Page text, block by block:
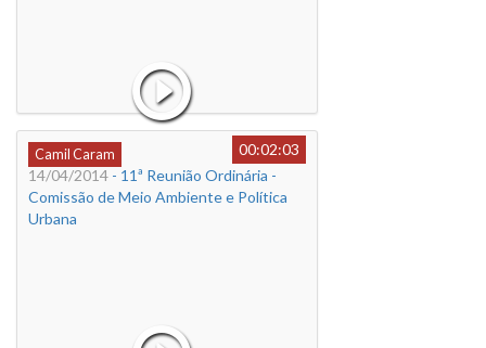
Camil Caram
00:02:03
14/04/2014 - 11ª Reunião Ordinária -
Comissão de Meio Ambiente e Política
Urbana